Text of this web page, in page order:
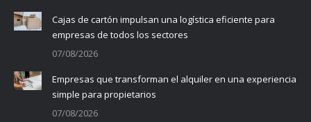
Cajas de cartón impulsan una logística eficiente para
empresas de todos los sectores
07/08/2026
Empresas que transforman el alquiler en una experiencia
simple para propietarios
07/08/2026